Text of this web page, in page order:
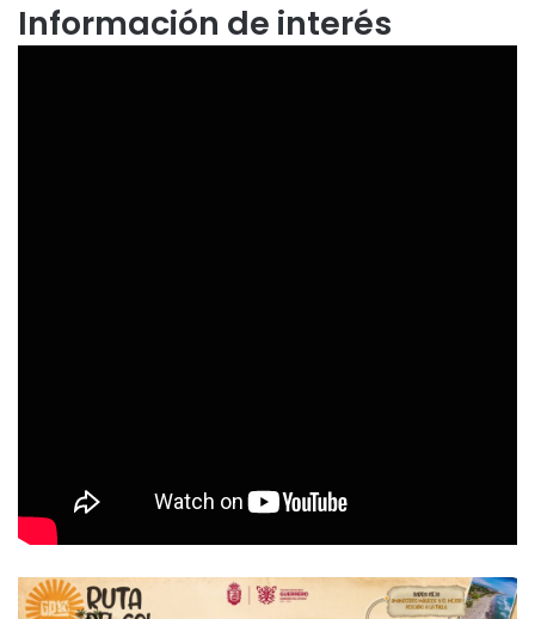
Información de interés